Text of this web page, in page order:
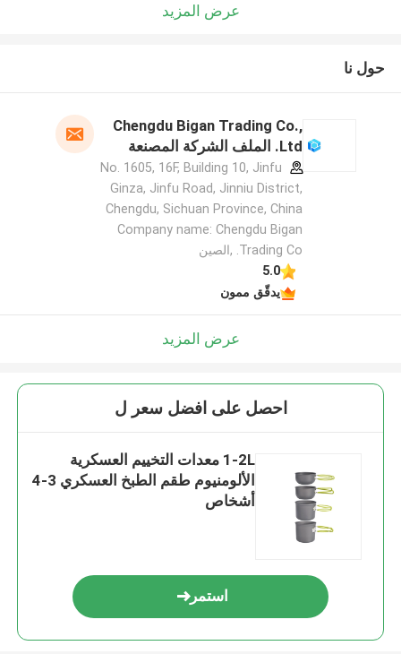
عرض المزيد
حول نا
Chengdu Bigan Trading Co.,
Ltd. الملف الشركة المصنعة
No. 1605, 16F, Building 10, Jinfu
Ginza, Jinfu Road, Jinniu District,
Chengdu, Sichuan Province, China
Company name: Chengdu Bigan
Trading Co. ,الصين
5.0
يدقّق ممون
عرض المزيد
احصل على افضل سعر ل
1-2L معدات التخييم العسكرية
الألومنيوم طقم الطبخ العسكري 3-4
أشخاص
استمر